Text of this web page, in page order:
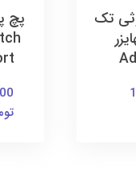
تک
پچ